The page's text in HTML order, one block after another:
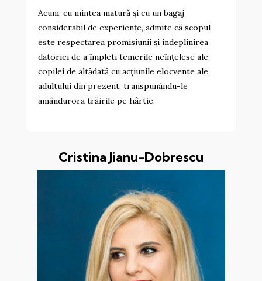
Acum, cu mintea matură și cu un bagaj
considerabil de experiențe, admite că scopul
este respectarea promisiunii și îndeplinirea
datoriei de a împleti temerile neînțelese ale
copilei de altădată cu acțiunile elocvente ale
adultului din prezent, transpunându-le
amândurora trăirile pe hârtie.
Cristina Jianu-Dobrescu